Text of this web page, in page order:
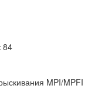
84
MPI/MPFI